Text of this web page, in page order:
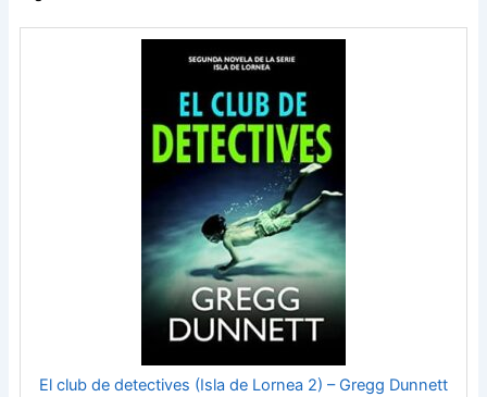
El club de detectives (Isla de Lornea 2) – Gregg Dunnett